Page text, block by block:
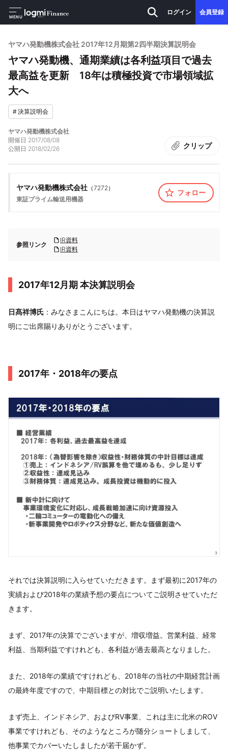
MENU
ログイン 会員登録
ヤマハ発動機株式会社 2017年12月期第2四半期決算説明会
ヤマハ発動機、通期業績は各利益項目で過去
最高益を更新 18年は積極投資で市場領域拡
大へ
#決算説明会
ヤマハ発動機株式会社
開催日 2017/08/08
公開日 2018/02/26 クリップ
ヤマハ発動機株式会社 （7272）
東証プライム輸送用機器
フォロー
参照リンク
IR資料
IR資料
2017年12月期 本決算説明会
日髙祥博氏 ：みなさまこんにちは。本日はヤマハ発動機の決算説
明にご出席賜りありがとうございます。
2017年・2018年の要点
それでは決算説明に入らせていただきます。まず最初に2017年の
実績および2018年の業績予想の要点についてご説明させていただ
きます。
まず、2017年の決算でございますが、増収増益。営業利益、経常
利益、当期利益ですけれども、各利益が過去最高となりました。
また、2018年の業績ですけれども、2018年の当社の中期経営計画
の最終年度ですので、中期目標との対比でご説明いたします。
まず売上、インドネシア、およびRV事業、これは主に北米のROV
事業ですけれども、そのようなところが随分ショートしまして、
他事業でカバーいたしましたが若干届かず。